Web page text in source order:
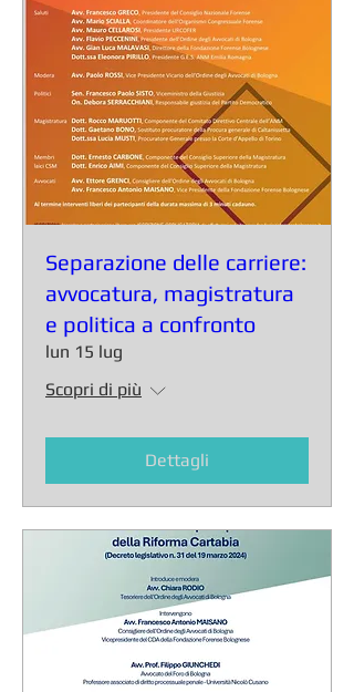
Separazione delle carriere:
avvocatura, magistratura
e politica a confronto
lun 15 lug
Scopri di più
Dettagli